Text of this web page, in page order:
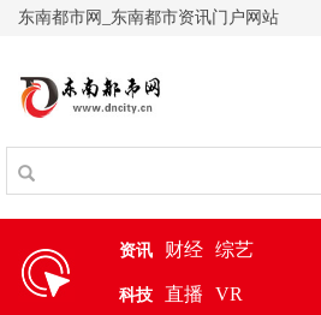
东南都市网_东南都市资讯门户网站
资讯 财经 综艺
科技 直播 VR